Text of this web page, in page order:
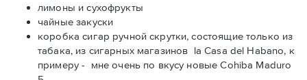
лимоны и сухофрукты
чайные закуски
коробка сигар ручной скрутки, состоящие только из
табака, из сигарных магазинов la Casa del Habano, к
примеру - мне очень по вкусу новые Cohiba Maduro